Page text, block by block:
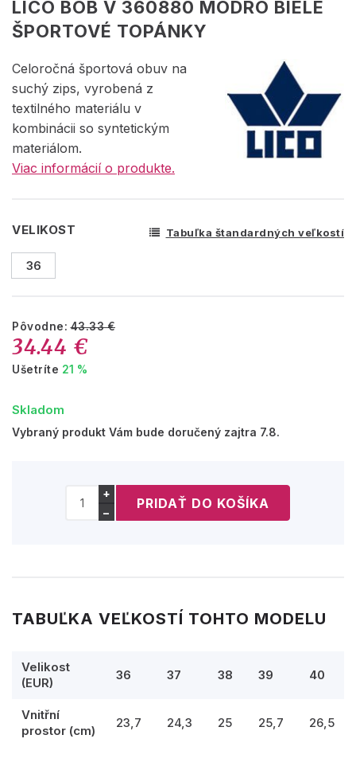
LICO BOB V 360880 MODRO BIELE
ŠPORTOVÉ TOPÁNKY
Celoročná športová obuv na
suchý zips, vyrobená z
textilného materiálu v
kombinácii so syntetickým
materiálom.
Viac informácií o produkte.
VELIKOST Tabuľka štandardných veľkostí
36
Pôvodne:43.33 €
34.44 €
Ušetríte 21 %
Skladom
Vybraný produkt Vám bude doručený zajtra 7.8.
+
−
TABUĽKA VEĽKOSTÍ TOHTO MODELU
Velikost
(EUR)
36 37 38 39 40
Vnitřní
prostor (cm)
23,7 24,3 25 25,7 26,5